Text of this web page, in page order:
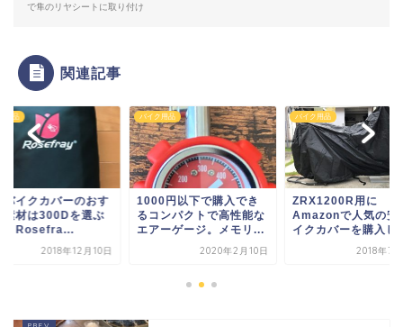
で隼のリヤシートに取り付け
関連記事
用品
円以下で購入でき
ンパクトで高性能な
ーゲージ。メモリ...
2020年2月10日
バイク用品
ZRX1200R用に
Amazonで人気の安いバ
イクカバーを購入した...
2018年7月29日
バイク用品
安いバイクカバーの
すめ素材は300Dを
べき！Rosefra...
2018年12